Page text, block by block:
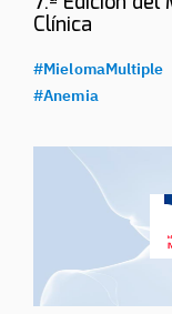
Clínica
#MielomaMultiple
#Anemia